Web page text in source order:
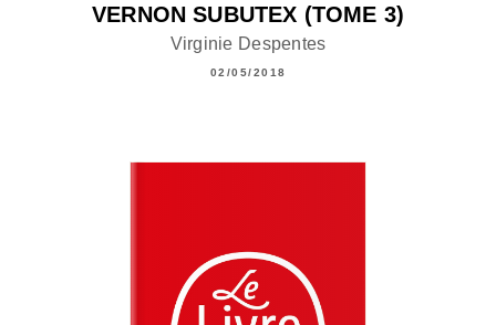
VERNON SUBUTEX (TOME 3)
Virginie Despentes
02/05/2018